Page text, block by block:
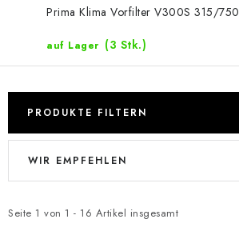
Prima Klima Vorfilter V300S 315/750
auf Lager (3 Stk.)
PRODUKTE FILTERN
L
t
Seite 1 von 1 - 16 Artikel insgesamt
P
d
WIR EMPFEHLEN